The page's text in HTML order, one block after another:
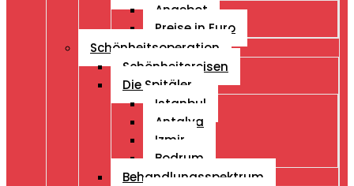
Angebot
Preise in Euro
Schönheitsoperation
Schönheitsreisen
Die Spitäler
Istanbul
Antalya
Izmir
Bodrum
Behandlungsspektrum